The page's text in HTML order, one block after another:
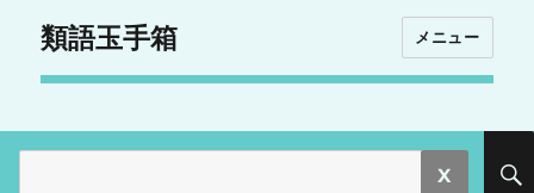
類語玉手箱 メニュー